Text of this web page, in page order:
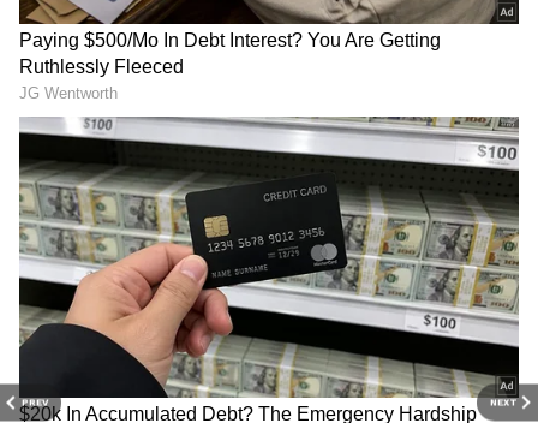
PREV NEXT
జరుగుతున్న అనుమానాస్పద ఘటనలు, చేతబడుల
ప్రచారం, అక్రమ వ్యవహారాల వైపు మళ్లుతుంది.